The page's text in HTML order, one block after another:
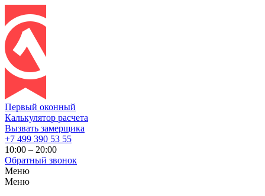
Первый оконный
Калькулятор расчета
Вызвать замерщика
+7 499 390 53 55
10:00 – 20:00
Обратный звонок
Меню
Меню